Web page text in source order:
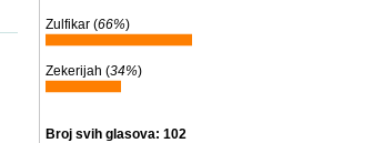
Zulfikar (66%)
Zekerijah (34%)
Broj svih glasova: 102